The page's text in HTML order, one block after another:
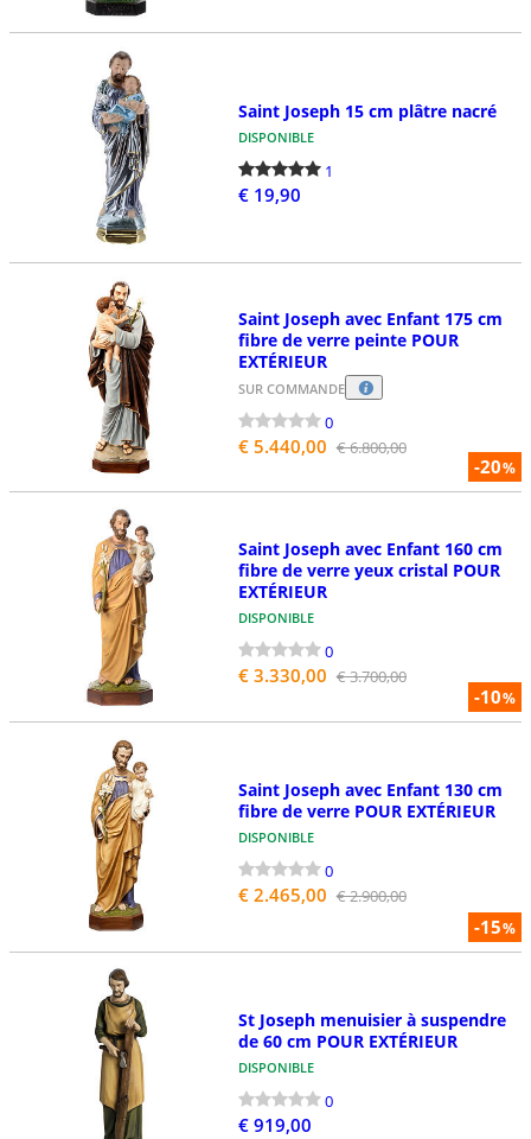
Saint Joseph 15 cm plâtre nacré
DISPONIBLE
1
€ 19,90
-20%
Saint Joseph avec Enfant 175 cm
fibre de verre peinte POUR
EXTÉRIEUR
SUR COMMANDE
0
€ 5.440,00 € 6.800,00
-10%
Saint Joseph avec Enfant 160 cm
fibre de verre yeux cristal POUR
EXTÉRIEUR
DISPONIBLE
0
€ 3.330,00 € 3.700,00
-15%
Saint Joseph avec Enfant 130 cm
fibre de verre POUR EXTÉRIEUR
DISPONIBLE
0
€ 2.465,00 € 2.900,00
St Joseph menuisier à suspendre
de 60 cm POUR EXTÉRIEUR
DISPONIBLE
0
€ 919,00